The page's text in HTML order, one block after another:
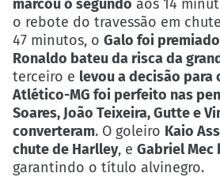
marcou o segundo aos 14
o rebote do travessão em
47 minutos, o Galo foi
Ronaldo bateu da risca da
terceiro e levou a decisão para
Atlético-MG foi perfeito nas
Soares, João Teixeira, Gutte e
converteram. O goleiro Kaio
chute de Harlley, e Gabriel Mec
garantindo o título alvinegro.